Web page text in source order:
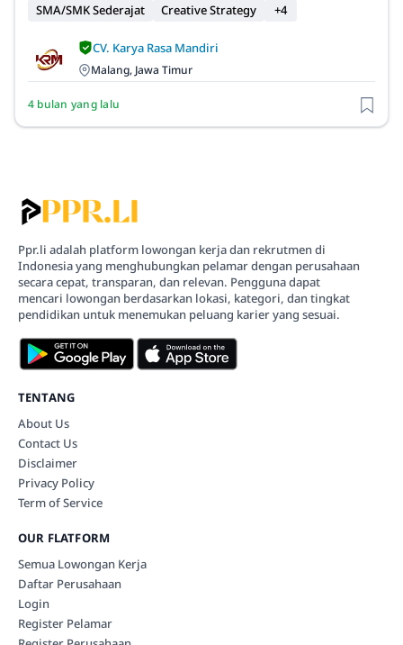
SMA/SMK Sederajat
Creative Strategy +4
CV. Karya Rasa Mandiri
Malang, Jawa Timur
4 bulan yang lalu
Ppr.li adalah platform lowongan kerja dan rekrutmen di
Indonesia yang menghubungkan pelamar dengan perusahaan
secara cepat, transparan, dan relevan. Pengguna dapat
mencari lowongan berdasarkan lokasi, kategori, dan tingkat
pendidikan untuk menemukan peluang karier yang sesuai.
TENTANG
About Us
Contact Us
Disclaimer
Privacy Policy
Term of Service
OUR FLATFORM
Semua Lowongan Kerja
Daftar Perusahaan
Login
Register Pelamar